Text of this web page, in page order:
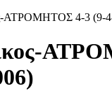
ΑΤΡΟΜΗΤΟΣ 4-3 (9-